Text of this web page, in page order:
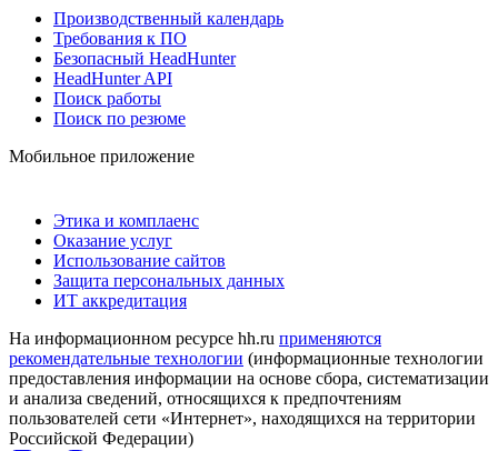
Производственный календарь
Требования к ПО
Безопасный HeadHunter
HeadHunter API
Поиск работы
Поиск по резюме
Мобильное приложение
Этика и комплаенс
Оказание услуг
Использование сайтов
Защита персональных данных
ИТ аккредитация
На информационном ресурсе hh.ru применяются
рекомендательные технологии (информационные технологии
предоставления информации на основе сбора, систематизации
и анализа сведений, относящихся к предпочтениям
пользователей сети «Интернет», находящихся на территории
Российской Федерации)